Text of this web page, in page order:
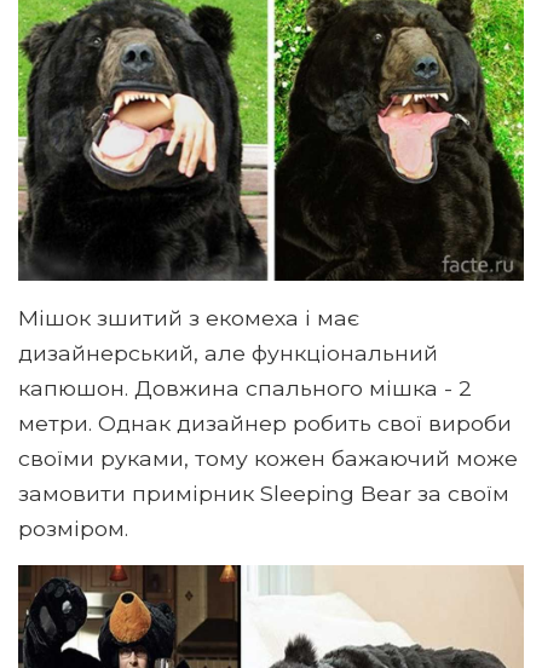
Мішок зшитий з екомеха і має
дизайнерський, але функціональний
капюшон. Довжина спального мішка - 2
метри. Однак дизайнер робить свої вироби
своїми руками, тому кожен бажаючий може
замовити примірник Sleeping Bear за своїм
розміром.